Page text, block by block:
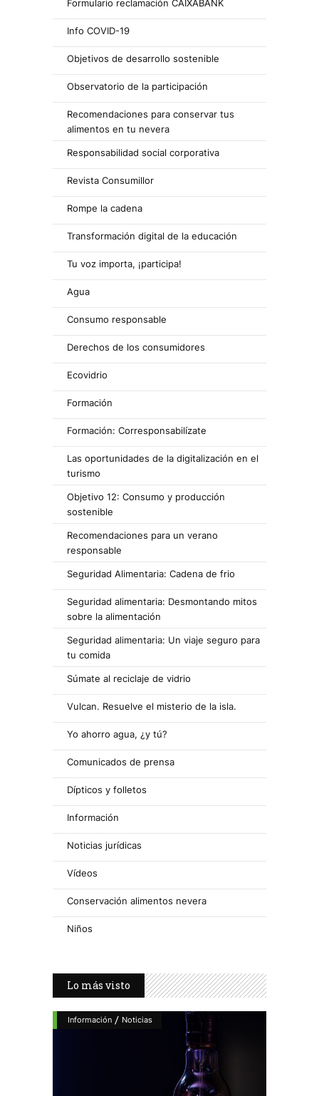
Formulario reclamación CAIXABANK
Info COVID-19
Objetivos de desarrollo sostenible
Observatorio de la participación
Recomendaciones para conservar tus
alimentos en tu nevera
Responsabilidad social corporativa
Revista Consumillor
Rompe la cadena
Transformación digital de la educación
Tu voz importa, ¡participa!
Agua
Consumo responsable
Derechos de los consumidores
Ecovidrio
Formación
Formación: Corresponsabilízate
Las oportunidades de la digitalización en el
turismo
Objetivo 12: Consumo y producción
sostenible
Recomendaciones para un verano
responsable
Seguridad Alimentaria: Cadena de frio
Seguridad alimentaria: Desmontando mitos
sobre la alimentación
Seguridad alimentaria: Un viaje seguro para
tu comida
Súmate al reciclaje de vidrio
Vulcan. Resuelve el misterio de la isla.
Yo ahorro agua, ¿y tú?
Comunicados de prensa
Dípticos y folletos
Información
Noticias jurídicas
Vídeos
Conservación alimentos nevera
Niños
Lo más visto
Información / Noticias